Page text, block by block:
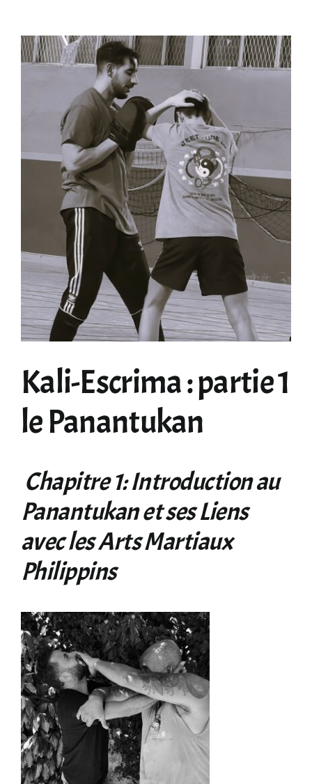
Voir
l'image
Kali-Escrima : partie 1
le Panantukan
Chapitre 1: Introduction au
Panantukan et ses Liens
avec les Arts Martiaux
Philippins